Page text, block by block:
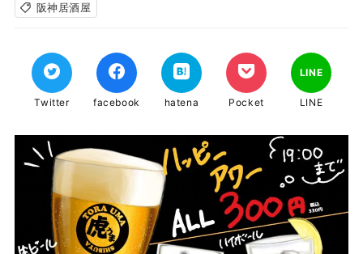
阪神居酒屋
Twitter facebook hatena Pocket
LINE
LINE